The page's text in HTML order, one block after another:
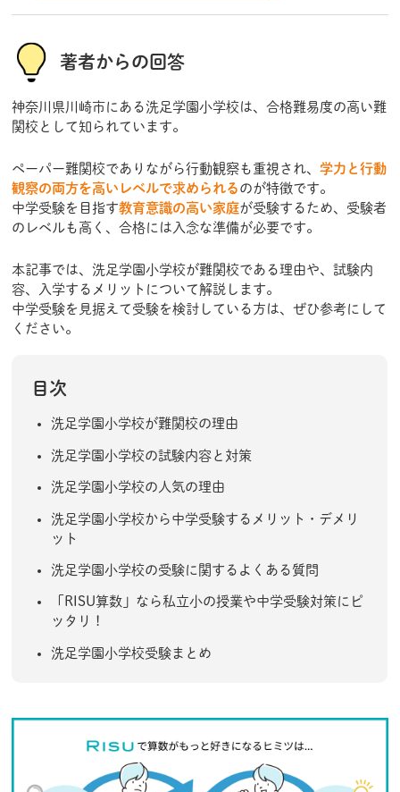
著者からの回答
神奈川県川崎市にある洗足学園小学校は、合格難易度の高い難
関校として知られています。
ペーパー難関校でありながら行動観察も重視され、学力と行動
観察の両方を高いレベルで求められる のが特徴です。
中学受験を目指す教育意識の高い家庭が受験するため、受験者
のレベルも高く、合格には入念な準備が必要です。
本記事では、洗足学園小学校が難関校である理由や、試験内
容、入学するメリットについて解説します。
中学受験を見据えて受験を検討している方は、ぜひ参考にして
ください。
目次
洗足学園小学校が難関校の理由
洗足学園小学校の試験内容と対策
洗足学園小学校の人気の理由
洗足学園小学校から中学受験するメリット・デメリ
ット
洗足学園小学校の受験に関するよくある質問
「RISU算数」なら私立小の授業や中学受験対策にピ
ッタリ！
洗足学園小学校受験まとめ